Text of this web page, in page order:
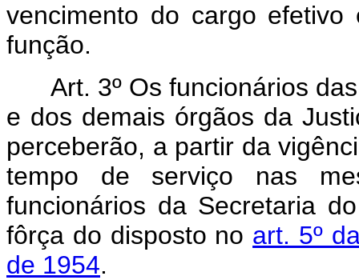
vencimento do cargo
função.
Art. 3º Os funcionários
e dos demais órgãos da
perceberão, a partir da
tempo de serviço nas
funcionários da Secretaria
fôrça do disposto no art. 5º
de 1954.